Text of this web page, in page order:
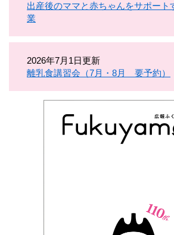
出産後のママと赤ちゃんをサポート
業
2026年7月1日更新
離乳食講習会（7月・8月 要予約）